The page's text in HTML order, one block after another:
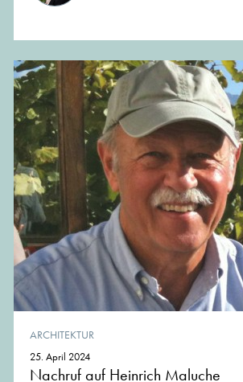
ARCHITEKTUR
25. April 2024
Nachruf auf Heinrich Maluche